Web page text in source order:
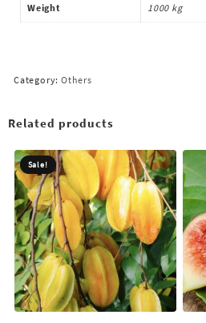
Weight 1000 kg
Category: Others
Related products
Sale!